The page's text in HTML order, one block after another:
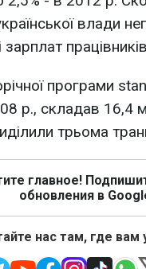
влади
зарплат
програми
р., складав 16,4
трьома
главное!
обновления в
нас там, где вам